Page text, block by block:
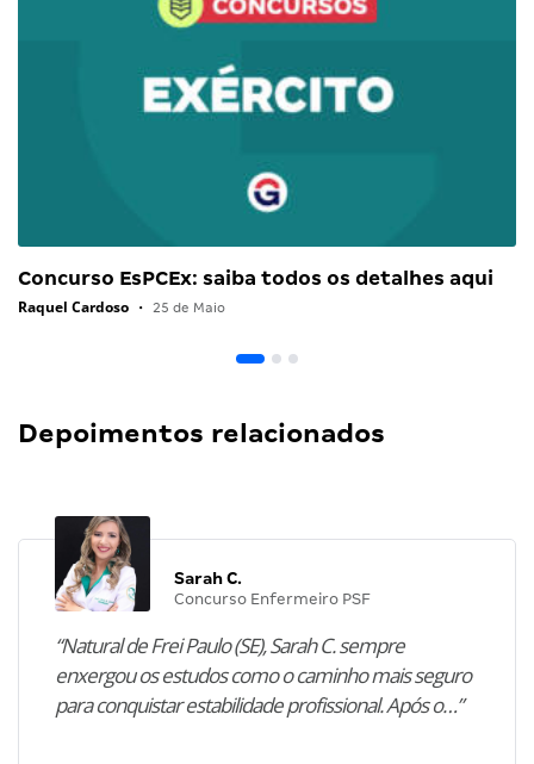
Concurso EsPCEx: saiba todos os detalhes aqui
Raquel Cardoso • 25 de Maio
Depoimentos relacionados
Sarah C.
Concurso Enfermeiro PSF
“Natural de Frei Paulo (SE), Sarah C. sempre
enxergou os estudos como o caminho mais seguro
para conquistar estabilidade profissional. Após o…”